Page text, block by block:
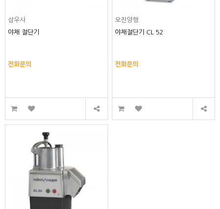
삼우사
야채 절단기
전화문의
오진양행
야채절단기 CL 52
전화문의